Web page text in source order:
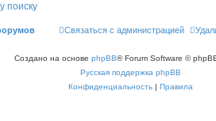
поиску
Связаться с администрацией
Создано на основе phpBB® Forum Software ©
Русская поддержка phpBB
Конфиденциальность | Правила